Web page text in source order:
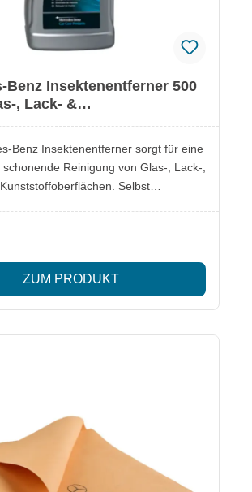
Benz Insektenentferner 500
, Lack- &
Benz Insektenentferner sorgt für eine
Reinigung von Glas-, Lack-,
Selbst
Insektenentferner 500 ml
ohne
Entfernt selbst
Insektenrückstände
Sicherheitsinformatio
ZUM PRODUKT